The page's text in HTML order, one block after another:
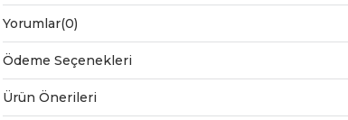
Yorumlar(0)
Ödeme Seçenekleri
Ürün Önerileri